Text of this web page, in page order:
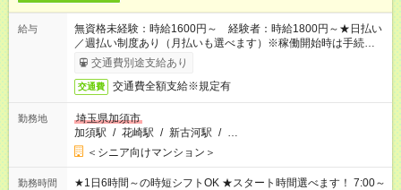
給与
無資格未経験：時給1600円～ 経験者：時給1800円～★日払い
／週払い制度あり（月払いも選べます）※稼働開始時は手続き完
了次第のお支払いとなります。
交通費別途支給あり
交通費 交通費全額支給※規定有
勤務地
埼玉県加須市
加須駅 / 花崎駅 / 新古河駅 / …
＜シニア向けマンション＞
勤務時間
★1日6時間～の時短シフトOK ★スタート時間選べます！ 7:00～